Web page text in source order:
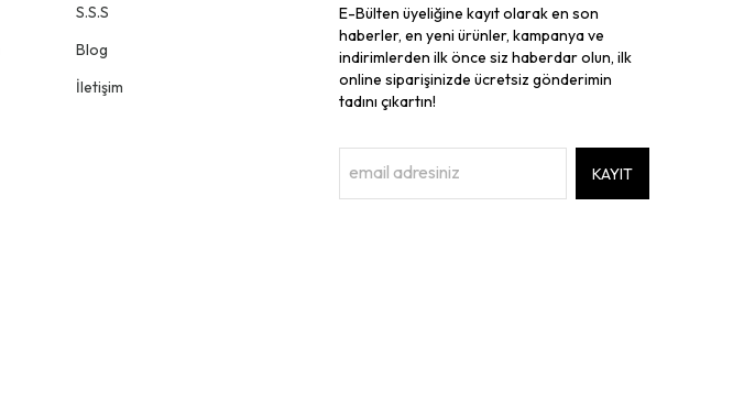
S.S.S
Blog
İletişim
E-Bülten üyeliğine kayıt olarak en son
haberler, en yeni ürünler, kampanya ve
indirimlerden ilk önce siz haberdar olun, ilk
online siparişinizde ücretsiz gönderimin
tadını çıkartın!
KAYIT